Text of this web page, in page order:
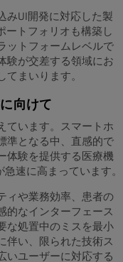
みUI開発に対応した製
ートフォリオも構築し
ットフォームレベルで
験が交差する領域にお
まいります。
向けて
ています。スマートホ
準となる中、直感的で
体験を提供する医療機
速に高まっています。
ィや業務効率、患者の
的なインターフェース
な処置中のミスを最小
伴い、限られた技術ス
いユーザーに対応する